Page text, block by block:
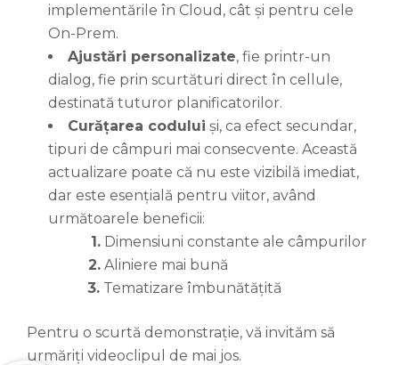
implementările în Cloud, cât și pentru cele
On-Prem.
Ajustări personalizate, fie printr-un
dialog, fie prin scurtături direct în cellule,
destinată tuturor planificatorilor.
Curățarea codului și, ca efect secundar,
tipuri de câmpuri mai consecvente. Această
actualizare poate că nu este vizibilă imediat,
dar este esențială pentru viitor, având
următoarele beneficii:
1. Dimensiuni constante ale câmpurilor
2. Aliniere mai bună
3. Tematizare îmbunătățită
Pentru o scurtă demonstrație, vă invităm să
urmăriți videoclipul de mai jos.